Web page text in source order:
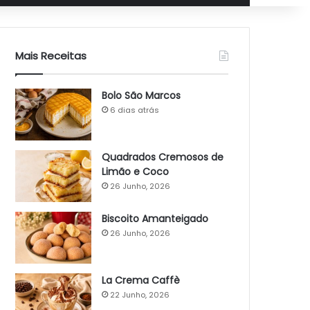
Mais Receitas
Bolo São Marcos
6 dias atrás
Quadrados Cremosos de
Limão e Coco
26 Junho, 2026
Biscoito Amanteigado
26 Junho, 2026
La Crema Caffè
22 Junho, 2026